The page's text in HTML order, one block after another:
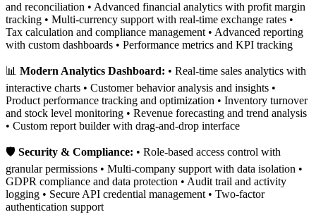
and reconciliation • Advanced financial analytics with profit margin
tracking • Multi-currency support with real-time exchange rates •
Tax calculation and compliance management • Advanced reporting
with custom dashboards • Performance metrics and KPI tracking
📊 Modern Analytics Dashboard: • Real-time sales analytics with
interactive charts • Customer behavior analysis and insights •
Product performance tracking and optimization • Inventory turnover
and stock level monitoring • Revenue forecasting and trend analysis
• Custom report builder with drag-and-drop interface
🛡️ Security & Compliance: • Role-based access control with
granular permissions • Multi-company support with data isolation •
GDPR compliance and data protection • Audit trail and activity
logging • Secure API credential management • Two-factor
authentication support